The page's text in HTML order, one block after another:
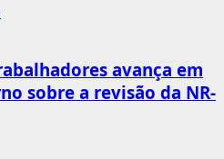
avança em
sobre a revisão da NR-